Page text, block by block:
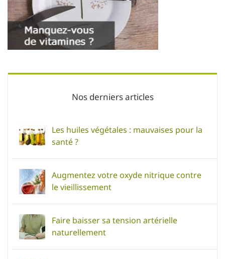
Nos derniers articles
Les huiles végétales : mauvaises pour la
santé ?
Augmentez votre oxyde nitrique contre
le vieillissement
Faire baisser sa tension artérielle
naturellement